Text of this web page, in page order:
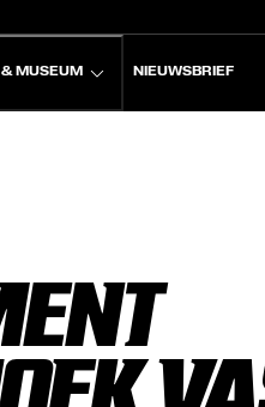
MUSEUM
NIEUWSBRIEF